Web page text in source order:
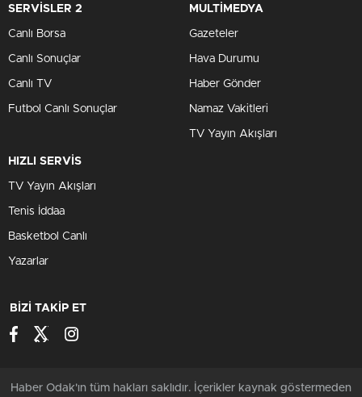
SERVİSLER 2
Canlı Borsa
Canlı Sonuçlar
Canlı TV
Futbol Canlı Sonuçlar
MULTİMEDYA
Gazeteler
Hava Durumu
Haber Gönder
Namaz Vakitleri
TV Yayın Akışları
HIZLI SERVİS
TV Yayın Akışları
Tenis İddaa
Basketbol Canlı
Yazarlar
BİZİ TAKİP ET
Haber Odak'ın tüm hakları saklıdır. İçerikler kaynak göstermeden